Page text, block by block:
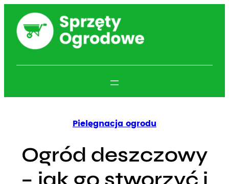
Przejdź
treści
Pielęgnacja ogrodu
Ogród deszczowy